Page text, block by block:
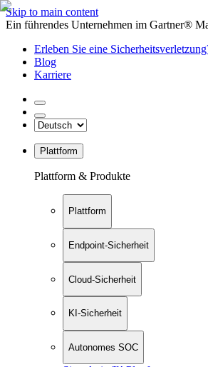
Skip to main content
Ein führendes Unternehmen im Gartner®
Erleben Sie eine
Blog
Karriere
Plattform
Plattform & Produkte
Plattform
Endpoint-Sicherheit
Cloud-Sicherheit
KI-Sicherheit
Autonomes SOC